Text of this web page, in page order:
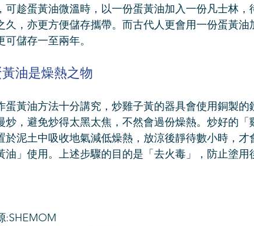
可趁蛋黃油微溫時，以一份蛋黃油加入一份凡士林
久，亦更方便儲存攜帶。而古代人更會用一份蛋黃
可儲存一至兩年。
油是燥熱之物
蛋黃油方法十分講究，炒雞子黃的器具會使用銅製
炒，避免炒得太黑太焦，不然會過份燥熱。炒好的「
於泥土中吸收地氣減低燥熱，放涼後靜待數小時，
油」使用。上述步驟的目的是「去火毒」，防止塗用
:SHEMOM